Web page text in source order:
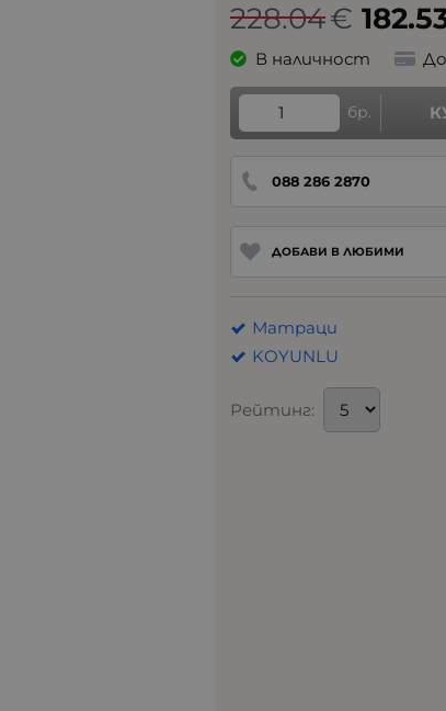
228.04€
В наличност
бр.
088 286 2870
ДОБАВИ В ЛЮБИМИ
Матраци
KOYUNLU
Рейтинг: